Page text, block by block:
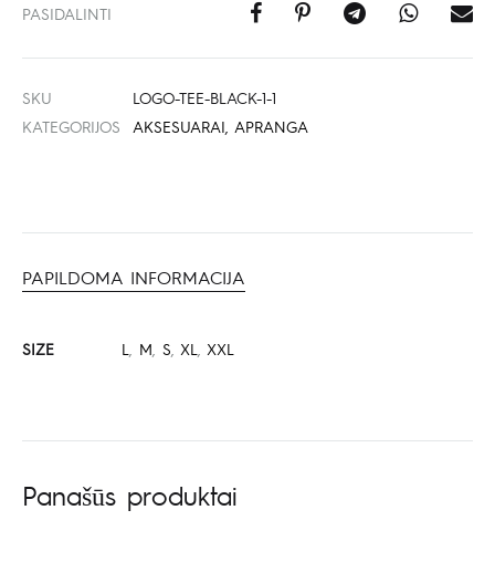
PASIDALINTI
SKU
LOGO-TEE-BLACK-1-1
KATEGORIJOS
AKSESUARAI APRANGA
PAPILDOMA INFORMACIJA
SIZE L M S XL XXL
Panašūs produktai